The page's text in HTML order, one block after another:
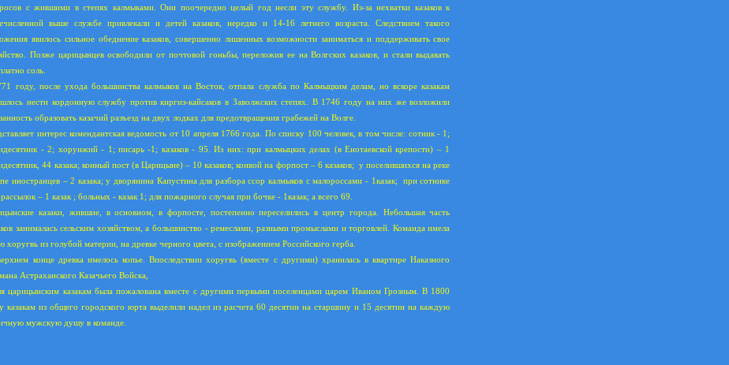
с жившими в степях калмыками. Они поочередно целый год несли эту службу. Из-за нехватки казаков к
выше службе привлекали и детей казаков, нередко и 14-16 летнего возраста. Следствием такого
явилось сильное обеднение казаков, совершенно лишенных возможности заниматься и поддерживать свое
Позже царицынцев освободили от почтовой гоньбы, переложив ее на Волгских казаков, и стали выдавать
соль.
году, после ухода большинства калмыков на Восток, отпала служба по Калмыцким делам, но вскоре казакам
нести кордонную службу против киргиз-кайсаков в Заволжских степях. В 1746 году на них же возложили
образовать казачий разъезд на двух лодках для предотвращения грабежей на Волге.
интерес комендантская ведомость от 10 апреля 1766 года. По списку 100 человек, в том числе: сотник - 1;
- 2; хорунжий - 1; писарь -1; казаков - 95. Из них: при калмыцких делах (в Енотаевской крепости) – 1
44 казака; конный пост (в Царицыне) – 10 казаков; конвой на форпост – 6 казаков;
у поселившихся на реке
иностранцев – 2 казака; у дворянина Капустина для разбора ссор калмыков с малороссами - 1казак;
при сотнике
рассылок – 1 казак ; больных - казак 1; для пожарного случая при бочке - 1казак; а всего 69.
казаки, жившие, в основном, в форпосте, постепенно переселились в центр города. Небольшая часть
занималась сельским хозяйством, а большинство - ремеслами, разными промыслами и торговлей. Команда имела
хоругвь из голубой материи, на древке черного цвета, с изображением Российского герба.
конце древка имелось копье. Впоследствии хоругвь (вместе с другими) хранилась в квартире Наказного
Астраханского Казачьего Войска,
царицынским казакам была пожалована вместе с другими первыми поселенцами царем Иваном Грозным. В 1800
казакам из общего городского юрта выделили надел из расчета 60 десятин на старшину и 15 десятин на каждую
мужскую душу в команде.